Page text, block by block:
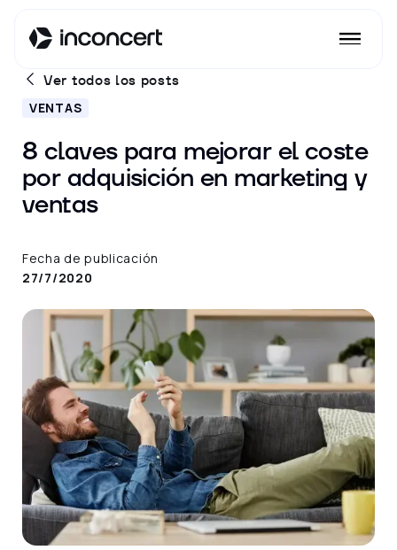
Ver todos los posts
VENTAS
8 claves para mejorar el coste
por adquisición en marketing y
ventas
Fecha de publicación
27/7/2020